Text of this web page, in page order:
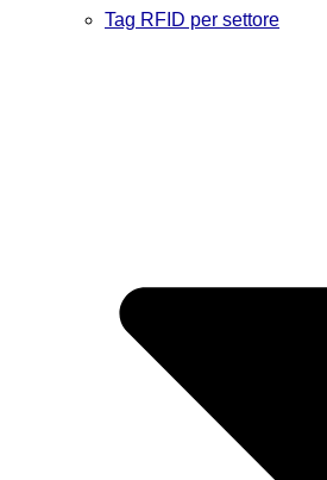
Tag RFID per settore